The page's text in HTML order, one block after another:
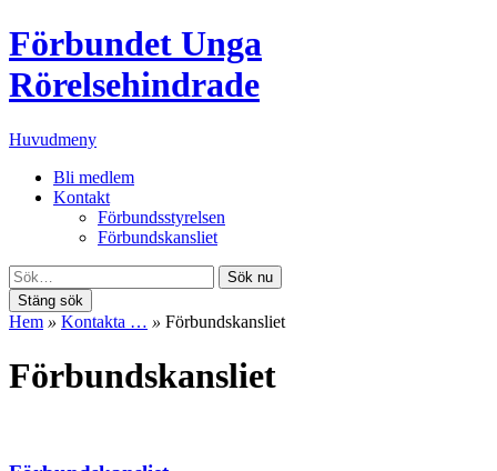
Förbundet Unga
Rörelsehindrade
Huvudmeny
Bli medlem
Kontakt
Förbundsstyrelsen
Förbundskansliet
Sök nu
Stäng sök
Hem » Kontakta … » Förbundskansliet
Förbundskansliet